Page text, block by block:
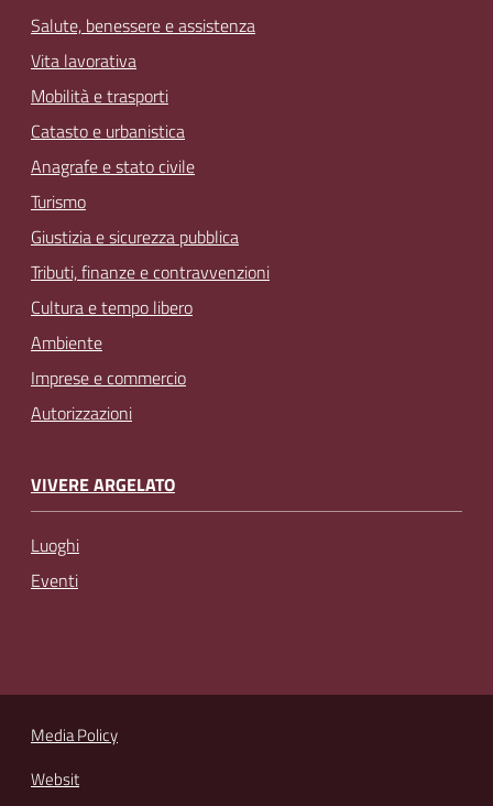
Salute, benessere e assistenza
Vita lavorativa
Mobilità e trasporti
Catasto e urbanistica
Anagrafe e stato civile
Turismo
Giustizia e sicurezza pubblica
Tributi, finanze e contravvenzioni
Cultura e tempo libero
Ambiente
Imprese e commercio
Autorizzazioni
VIVERE ARGELATO
Luoghi
Eventi
Media Policy
Websit